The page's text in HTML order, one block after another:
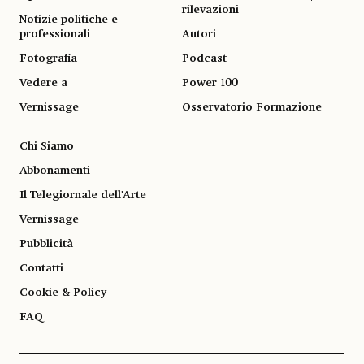
Notizie politiche e
professionali
Fotografia
Vedere a
Vernissage
rilevazioni
Autori
Podcast
Power 100
Osservatorio Formazione
Chi Siamo
Abbonamenti
Il Telegiornale dell'Arte
Vernissage
Pubblicità
Contatti
Cookie & Policy
FAQ